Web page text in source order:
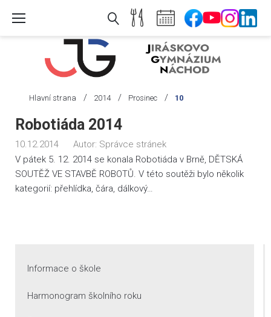
Hlavní strana / 2014 / Prosinec / 10
Den:
10.
12.
2014
Robotiáda 2014
10.12.2014 Autor: Správce stránek
V pátek 5. 12. 2014 se konala Robotiáda v Brně, DĚTSKÁ
SOUTĚŽ VE STAVBĚ ROBOTŮ. V této soutěži bylo několik
kategorií: přehlídka, čára, dálkový…
Informace o škole
Harmonogram školního roku